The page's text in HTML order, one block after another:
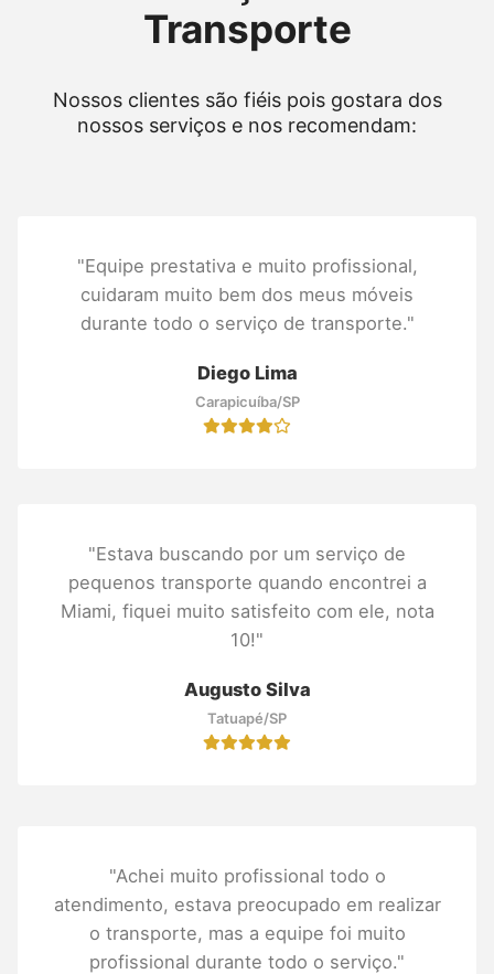
Transporte
Nossos clientes são fiéis pois gostara dos
nossos serviços e nos recomendam:
"Equipe prestativa e muito profissional,
cuidaram muito bem dos meus móveis
durante todo o serviço de transporte."
Diego Lima
Carapicuíba/SP
"Estava buscando por um serviço de
pequenos transporte quando encontrei a
Miami, fiquei muito satisfeito com ele, nota
10!"
Augusto Silva
Tatuapé/SP
"Achei muito profissional todo o
atendimento, estava preocupado em realizar
o transporte, mas a equipe foi muito
profissional durante todo o serviço."